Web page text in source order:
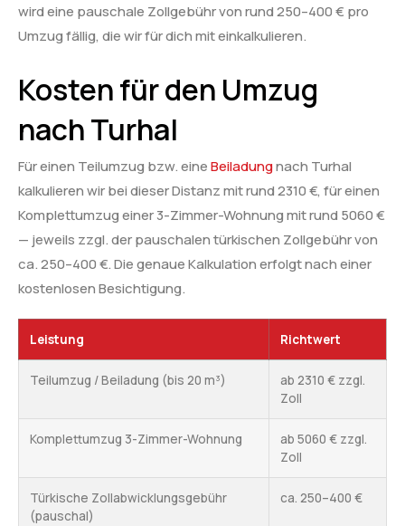
wird eine pauschale Zollgebühr von rund 250–400 € pro
Umzug fällig, die wir für dich mit einkalkulieren.
Kosten für den Umzug
nach Turhal
Für einen Teilumzug bzw. eineBeiladungnach Turhal
kalkulieren wir bei dieser Distanz mit rund 2310 €, für einen
Komplettumzug einer 3-Zimmer-Wohnung mit rund 5060 €
— jeweils zzgl. der pauschalen türkischen Zollgebühr von
ca. 250–400 €. Die genaue Kalkulation erfolgt nach einer
kostenlosen Besichtigung.
Leistung Richtwert
Teilumzug / Beiladung (bis 20 m³)
ab 2310 € zzgl.
Zoll
Komplettumzug 3-Zimmer-Wohnung
ab 5060 € zzgl.
Zoll
Türkische Zollabwicklungsgebühr
(pauschal)
ca. 250–400 €